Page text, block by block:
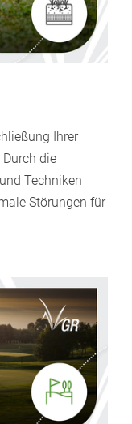
Ihrer
die
Techniken
Störungen für